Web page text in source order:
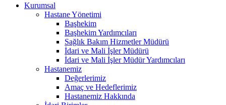
Kurumsal
Hastane Yönetimi
Başhekim
Başhekim Yardımcıları
Sağlık Bakım Hizmetler Müdürü
İdari ve Mali İşler Müdürü
İdari ve Mali İşler Müdür Yardımcıları
Hastanemiz
Değerlerimiz
Amaç ve Hedeflerimiz
Hastanemiz Hakkında